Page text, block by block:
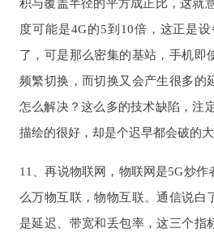
积与覆盖半径的平方成正比，这就
度可能是4G的5到10倍，这正是
了，可是那么密集的基站，手机即
频繁切换，而切换又会产生很多的
怎么解决？这么多的技术缺陷，注
描绘的很好，却是个迟早都会破的大
11、再说物联网，物联网是5G炒
么万物互联，物物互联。通信说白
是延迟、带宽和丢包率，这三个指